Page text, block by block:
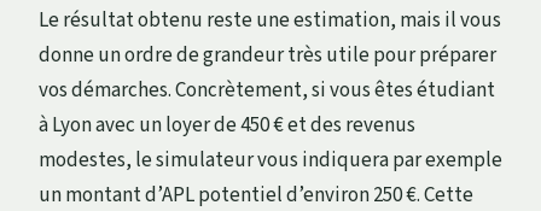
Le résultat obtenu reste une estimation, mais il vous
donne un ordre de grandeur très utile pour préparer
vos démarches. Concrètement, si vous êtes étudiant
à Lyon avec un loyer de 450 € et des revenus
modestes, le simulateur vous indiquera par exemple
un montant d’APL potentiel d’environ 250 €. Cette